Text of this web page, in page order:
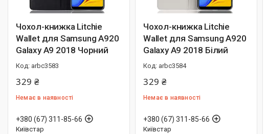
Чохол-книжка Litchie
Wallet для Samsung A920
Galaxy A9 2018 Чорний
arbc3583
329 ₴
Немає в наявності
+380 (67) 311-85-66
Київстар
Чохол-книжка Litchie
Wallet для Samsung A920
Galaxy A9 2018 Білий
arbc3584
329 ₴
Немає в наявності
+380 (67) 311-85-66
Київстар